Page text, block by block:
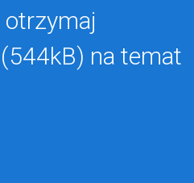
otrzymaj
(544kB) na temat